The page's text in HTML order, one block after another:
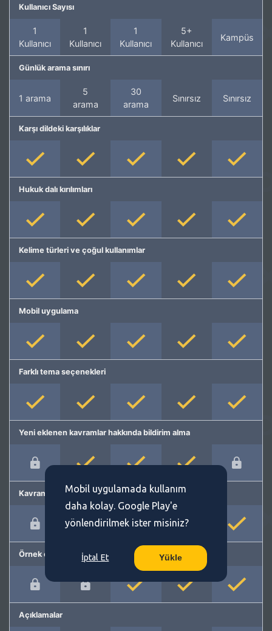
Kullanıcı Sayısı
1
Kullanıcı
1
Kullanıcı
1
Kullanıcı
5+
Kullanıcı
Kampüs
Günlük arama sınırı
1 arama
5
arama
30
arama
Sınırsız Sınırsız
Karşı dildeki karşılıklar
Hukuk dalı kırılımları
Kelime türleri ve çoğul kullanımlar
Mobil uygulama
Farklı tema seçenekleri
Yeni eklenen kavramlar hakkında bildirim alma
Kavram önerme
Örnek cümleler
Açıklamalar
Mobil uygulamada kullanım
daha kolay. Google Play'e
yönlendirilmek ister misiniz?
İptal Et Yükle